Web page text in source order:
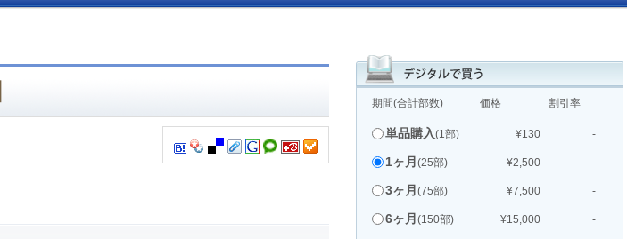
期間(合計部数) 価格 割引率
単品購入(1部) ¥130 -
1ヶ月 (25部) ¥2,500 -
3ヶ月 (75部) ¥7,500 -
6ヶ月 (150部) ¥15,000 -